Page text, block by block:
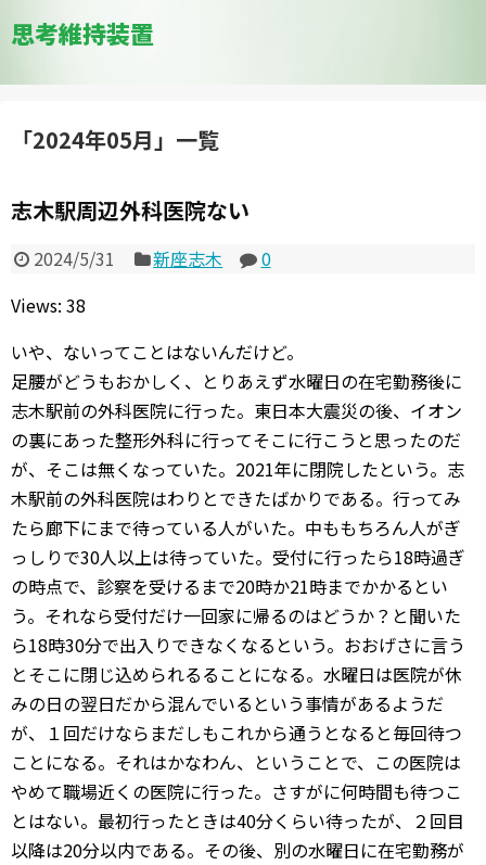
思考維持装置
「2024年05月」 一覧
志木駅周辺外科医院ない
2024/5/31 新座志木
0
Views: 38
いや、ないってことはないんだけど。
足腰がどうもおかしく、とりあえず水曜日の在宅勤務後に
志木駅前の外科医院に行った。東日本大震災の後、イオン
の裏にあった整形外科に行ってそこに行こうと思ったのだ
が、そこは無くなっていた。2021年に閉院したという。志
木駅前の外科医院はわりとできたばかりである。行ってみ
たら廊下にまで待っている人がいた。中ももちろん人がぎ
っしりで30人以上は待っていた。受付に行ったら18時過ぎ
の時点で、診察を受けるまで20時か21時までかかるとい
う。それなら受付だけ一回家に帰るのはどうか？と聞いた
ら18時30分で出入りできなくなるという。おおげさに言う
とそこに閉じ込められるることになる。水曜日は医院が休
みの日の翌日だから混んでいるという事情があるようだ
が、１回だけならまだしもこれから通うとなると毎回待つ
ことになる。それはかなわん、ということで、この医院は
やめて職場近くの医院に行った。さすがに何時間も待つこ
とはない。最初行ったときは40分くらい待ったが、２回目
以降は20分以内である。その後、別の水曜日に在宅勤務が